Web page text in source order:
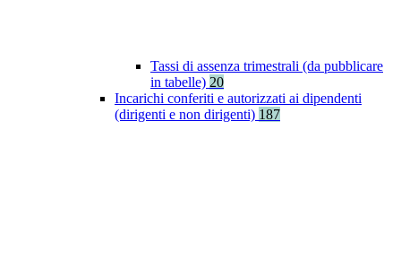
Tassi di assenza trimestrali (da pubblicare
in tabelle) 20
Incarichi conferiti e autorizzati ai dipendenti
(dirigenti e non dirigenti) 187